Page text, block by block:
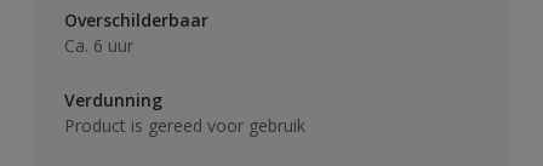
Overschilderbaar
Ca. 6 uur
Verdunning
Product is gereed voor gebruik